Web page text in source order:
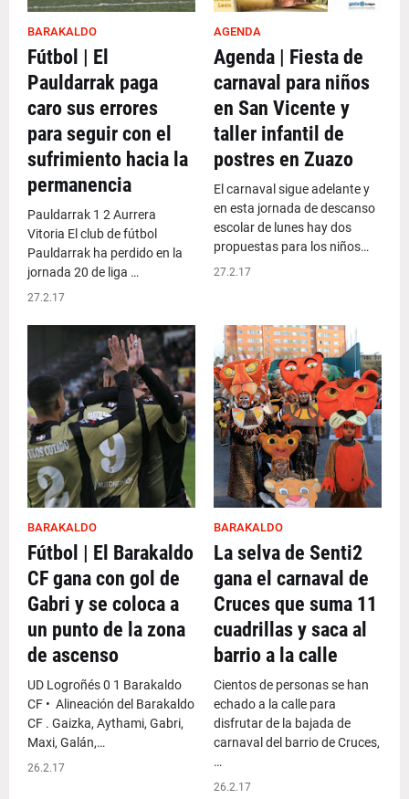
BARAKALDO
Fútbol | El
Pauldarrak paga
caro sus errores
para seguir con el
sufrimiento hacia la
permanencia
Pauldarrak 1 2 Aurrera
Vitoria El club de fútbol
Pauldarrak ha perdido en la
jornada 20 de liga …
27.2.17
AGENDA
Agenda | Fiesta de
carnaval para niños
en San Vicente y
taller infantil de
postres en Zuazo
El carnaval sigue adelante y
en esta jornada de descanso
escolar de lunes hay dos
propuestas para los niños…
27.2.17
BARAKALDO
Fútbol | El Barakaldo
CF gana con gol de
Gabri y se coloca a
un punto de la zona
de ascenso
UD Logroñés 0 1 Barakaldo
CF • Alineación del Barakaldo
CF . Gaizka, Aythami, Gabri,
Maxi, Galán,…
26.2.17
BARAKALDO
La selva de Senti2
gana el carnaval de
Cruces que suma 11
cuadrillas y saca al
barrio a la calle
Cientos de personas se han
echado a la calle para
disfrutar de la bajada de
carnaval del barrio de Cruces,
…
26.2.17